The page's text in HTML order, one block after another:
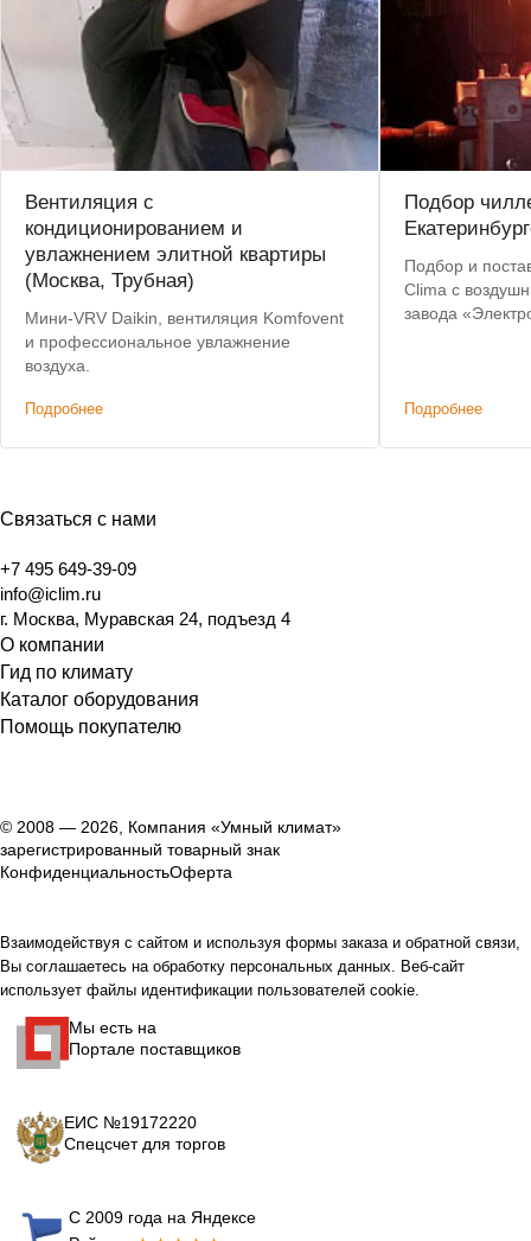
Вентиляция с
кондиционированием и
увлажнением элитной квартиры
(Москва, Трубная)
Мини-VRV Daikin, вентиляция Komfovent
и профессиональное увлажнение
воздуха.
Подробнее
Подбор
Подбор и
Clima с
завода
Подробнее
Связаться с нами
+7 495 649-39-09
info@iclim.ru
г. Москва, Муравская 24, подъезд 4
О компании
Гид по климату
Каталог оборудования
Помощь покупателю
© 2008 — 2026, Компания «Умный климат»
зарегистрированный товарный знак
КонфиденциальностьОферта
Взаимодействуя с сайтом и используя формы заказа и обратной связи,
Вы соглашаетесь на обработку персональных данных. Веб-сайт
использует файлы идентификации пользователей cookie.
Мы есть на
Портале поставщиков
ЕИС №19172220
Спецсчет для торгов
С 2009 года на Яндексе